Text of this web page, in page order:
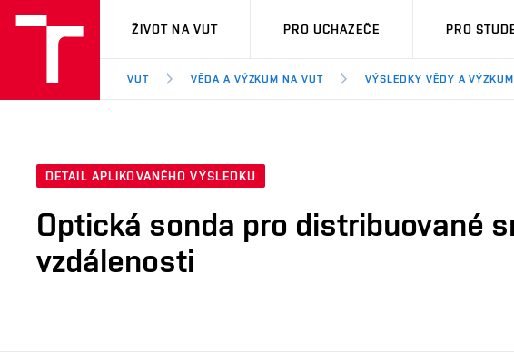
VUT
ŽIVOT NA VUT PRO UCHAZEČE PRO
VUT VĚDA A VÝZKUM NA VUT VÝSLEDKY VĚDY A
DETAIL APLIKOVANÉHO VÝSLEDKU
Optická sonda pro distribuované
vzdálenosti